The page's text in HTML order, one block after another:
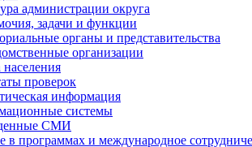
администрации округа
задачи и функции
органы и представительства
организации
проверок
информация
системы
СМИ
в программах и международное